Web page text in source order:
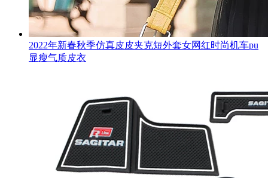
2022年新春秋季仿真皮皮夹克短外套女网红时尚机车pu
显瘦气质皮衣